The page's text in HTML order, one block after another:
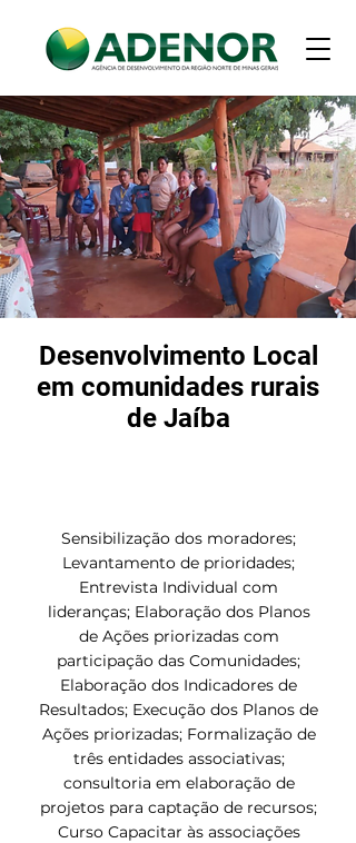
Desenvolvimento Local
em comunidades rurais
de Jaíba
Sensibilização dos moradores;
Levantamento de prioridades;
Entrevista Individual com
lideranças; Elaboração dos Planos
de Ações priorizadas com
participação das Comunidades;
Elaboração dos Indicadores de
Resultados; Execução dos Planos de
Ações priorizadas; Formalização de
três entidades associativas;
consultoria em elaboração de
projetos para captação de recursos;
Curso Capacitar às associações